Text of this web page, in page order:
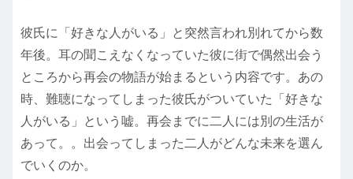
彼氏に「好きな人がいる」と突然言われ別れてから数
年後。耳の聞こえなくなっていた彼に街で偶然出会う
ところから再会の物語が始まるという内容です。あの
時、難聴になってしまった彼氏がついていた「好きな
人がいる」という嘘。再会までに二人には別の生活が
あって。。出会ってしまった二人がどんな未来を選ん
でいくのか。